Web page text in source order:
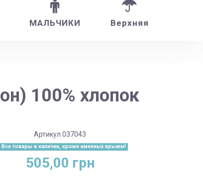
МАЛЬЧИКИ Верхняя
100% хлопок
Артикул 037043
Все товары в наличии, кроме именных крыжм!
505,00 грн